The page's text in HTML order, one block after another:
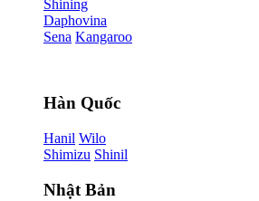
Shining
Daphovina
Sena Kangaroo
Hàn Quốc
Hanil Wilo
Shimizu Shinil
Nhật Bản